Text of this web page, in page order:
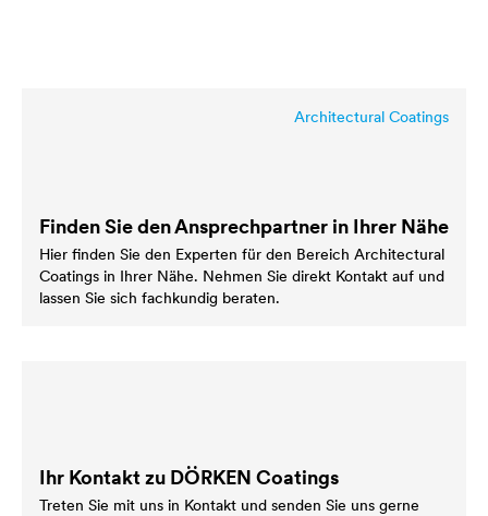
Architectural Coatings
Finden Sie den Ansprechpartner in Ihrer Nähe
Hier finden Sie den Experten für den Bereich Architectural
Coatings in Ihrer Nähe. Nehmen Sie direkt Kontakt auf und
lassen Sie sich fachkundig beraten.
Ihr Kontakt zu DÖRKEN Coatings
Treten Sie mit uns in Kontakt und senden Sie uns gerne